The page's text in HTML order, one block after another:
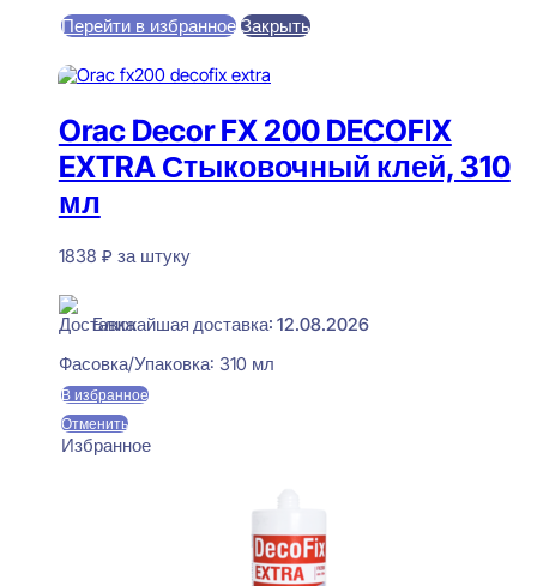
составляла
470 ₽.
Перейти в избранное Закрыть
Orac Decor FX 200 DECOFIX
EXTRA Стыковочный клей, 310
мл
1838 ₽ за штуку
Ближайшая доставка: 12.08.2026
Фасовка/Упаковка: 310 мл
В избранное
Отменить
Избранное